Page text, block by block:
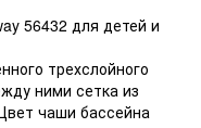
56432 для детей и
трехслойного
ними сетка из
чаши бассейна